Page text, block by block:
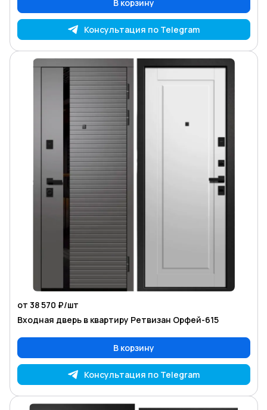
В корзину
Консультация по Telegram
от 38 570 ₽/шт
Входная дверь в квартиру Ретвизан Орфей-615
В корзину
Консультация по Telegram